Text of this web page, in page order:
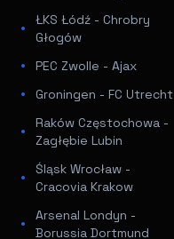
ŁKS Łódź - Chrobry
Głogów
PEC Zwolle - Ajax
Groningen - FC Utrecht
Raków Częstochowa -
Zagłębie Lubin
Śląsk Wrocław -
Cracovia Krakow
Arsenal Londyn -
Borussia Dortmund